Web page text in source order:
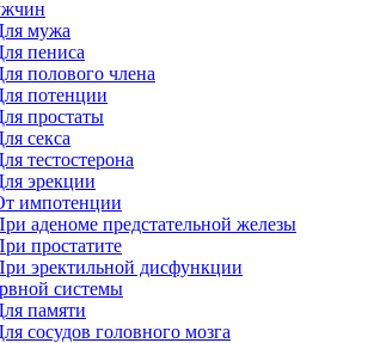
мужа
пениса
полового члена
потенции
простаты
секса
тестостерона
эрекции
импотенции
аденоме предстательной железы
простатите
эректильной дисфункции
системы
памяти
сосудов головного мозга